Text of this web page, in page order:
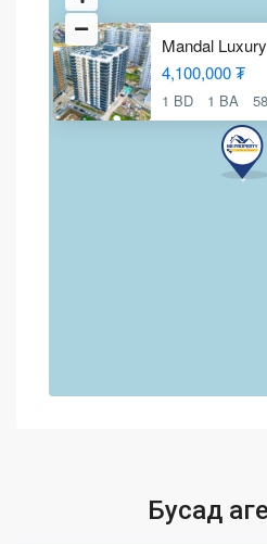
Mandal
4,100,000 ₮
1 BD 1 BA
Бусад